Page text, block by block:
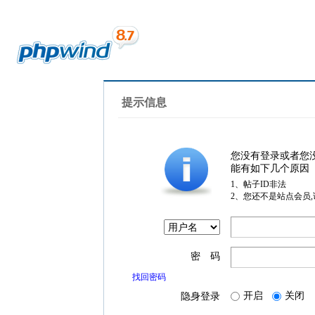
提示信息
您没有登录或者您
能有如下几个原因
1、帖子ID非法
2、您还不是站点会员
密 码
找回密码
隐身登录 开启 关闭